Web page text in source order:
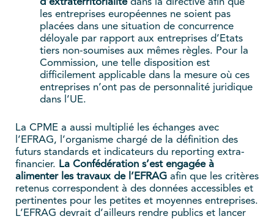
d’extraterritorialitédans la directive afin que
les entreprises européennes ne soient pas
placées dans une situation de concurrence
déloyale par rapport aux entreprises d’Etats
tiers non-soumises aux mêmes règles. Pour la
Commission, une telle disposition est
difficilement applicable dans la mesure où ces
entreprises n’ont pas de personnalité juridique
dans l’UE.
La CPME a aussi multiplié les échanges avec
l’EFRAG, l’organisme chargé de la définition des
futurs standards et indicateurs du reporting extra-
financier. La Confédération s’est engagée à
alimenter les travaux de l’EFRAG afin que les critères
retenus correspondent à des données accessibles et
pertinentes pour les petites et moyennes entreprises.
L’EFRAG devrait d’ailleurs rendre publics et lancer